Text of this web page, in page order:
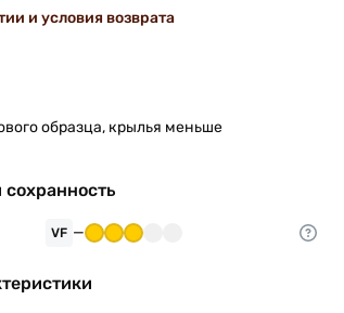
и условия возврата
образца, крылья меньше
VF —